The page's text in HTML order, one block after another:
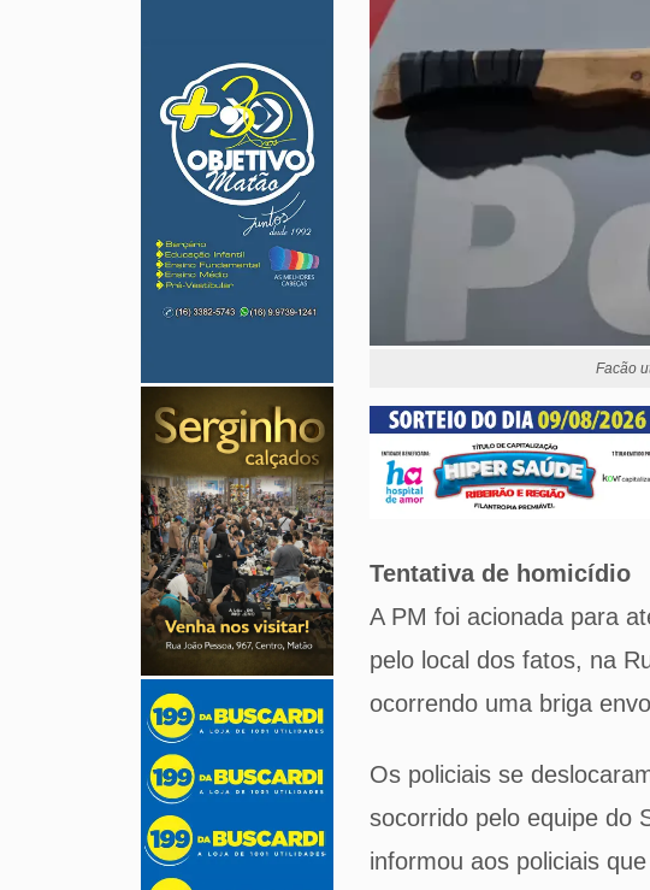
Facão
Tentativa de homicídio
A PM foi acionada para
pelo local dos fatos, na
ocorrendo uma briga
Os policiais se
socorrido pelo equipe do
informou aos policiais